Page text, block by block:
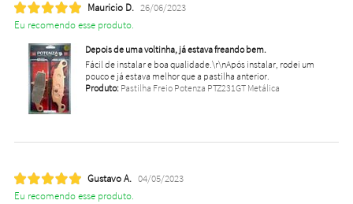
Mauricio D. 26/06/2023
Eu recomendo esse produto.
Depois de uma voltinha, já estava freando bem.
Fácil de instalar e boa qualidade.\r\nApós instalar, rodei um
pouco e já estava melhor que a pastilha anterior.
Produto:Pastilha Freio Potenza PTZ231GT Metálica
Gustavo A. 04/05/2023
Eu recomendo esse produto.